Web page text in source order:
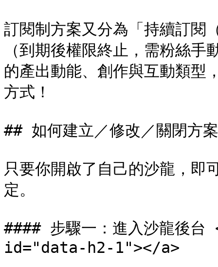
訂閱制方案又分為「持續訂閱
（到期後權限終止，需粉絲
的產出動能、創作與互動類型
方式！
## 如何建立／修改／關閉方
只要你開啟了自己的沙龍，即
定。
#### 步驟一：進入沙龍
id="data-h2-1"></a>